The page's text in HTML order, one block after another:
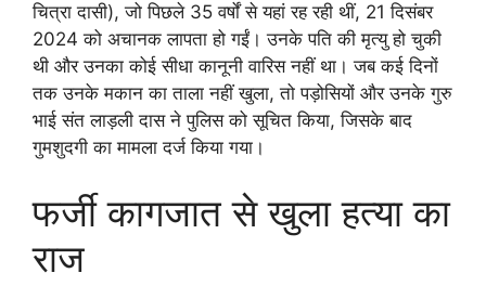
चित्रा दासी), जो पिछले 35 वर्षों से यहां रह रही थीं, 21 दिसंबर
2024 को अचानक लापता हो गईं। उनके पति की मृत्यु हो चुकी
थी और उनका कोई सीधा कानूनी वारिस नहीं था। जब कई दिनों
तक उनके मकान का ताला नहीं खुला, तो पड़ोसियों और उनके गुरु
भाई संत लाड़ली दास ने पुलिस को सूचित किया, जिसके बाद
गुमशुदगी का मामला दर्ज किया गया।
फर्जी कागजात से खुला हत्या का
राज